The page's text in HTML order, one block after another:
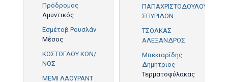
Πρόδρομος
Αμυντικός
Εσμέτοβ Ρουσλάν
Μέσος
ΚΩΣΤΟΓΛΟΥ ΚΩΝ/
ΝΟΣ
ΜΕΜΙ ΛΑΟΥΡΑΝΤ
ΠΑΠΑΧΡΙΣΤΟΔΟΥΛΟΥ
ΣΠΥΡΙΔΩΝ
ΤΣΟΛΚΑΣ
ΑΛΕΞΑΝΔΡΟΣ
Μπεκιαρίδης
Δημήτριος
Τερματοφύλακας